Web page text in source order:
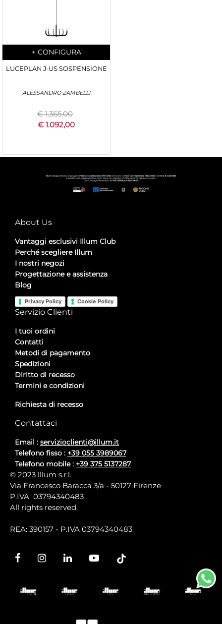
Quantity
+ CONFIGURA
LUCEPLAN J-US SOSPENSIONE
ALESSANDRO ZAMBELLI
€ 1.365,00
€ 1.092,00
About Us
Vantaggi esclusivi Illum Club
Perché scegliere Illum
I nostri negozi
Progettazione e assistenza
Blog
Privacy Policy Cookie Policy
Servizio Clienti
I tuoi ordini
Contatti
Metodi di pagamento
Spedizioni
Diritto di recesso
Termini e condizioni
Richiesta di recesso
Contattaci
Email : servizioclienti@illum.it
Telefono fisso : +39 055 3989067
Telefono mobile : +39 375 5137287
© 2023 lllum s.r.l.
Via Francesco Baracca 3/a - 50127 Firenze
P.IVA 03794340483
All rights reserved.
REA: 390157 - P.IVA 03794340483